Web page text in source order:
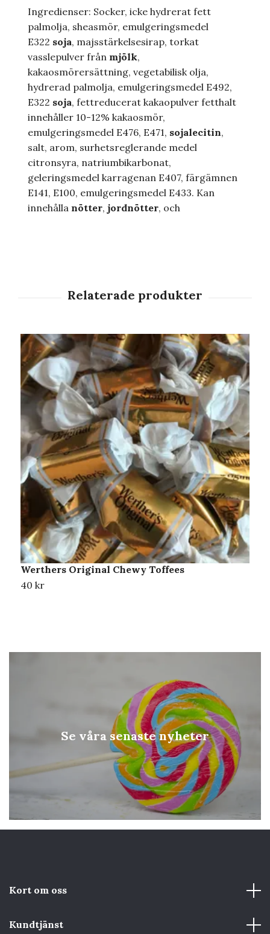
Se våra senaste nyheter
Ingredienser: Socker, icke hydrerat fett
palmolja, sheasmör, emulgeringsmedel
E322 soja, majsstärkelsesirap, torkat
vasslepulver från mjölk,
kakaosmörersättning, vegetabilisk olja,
hydrerad palmolja, emulgeringsmedel E492,
E322 soja, fettreducerat kakaopulver fetthalt
innehåller 10-12% kakaosmör,
emulgeringsmedel E476, E471, sojalecitin,
salt, arom, surhetsreglerande medel
citronsyra, natriumbikarbonat,
geleringsmedel karragenan E407, färgämnen
E141, E100, emulgeringsmedel E433. Kan
innehålla nötter, jordnötter, och
Werthers Original Chewy Toffees
40 kr
Kort om oss
Kundtjänst